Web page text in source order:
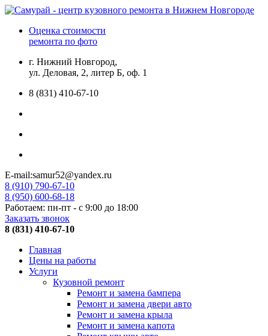
Оценка стоимости
ремонта по фото
г. Нижний Новгород,
ул. Деловая, 2, литер Б, оф. 1
8 (831) 410-67-10
E-mail:samur52@yandex.ru
8 (910) 790-67-10
8 (950) 600-68-18
Работаем: пн-пт - с 9:00 до 18:00
Заказать звонок
8 (831) 410-67-10
Главная
Цены на работы
Услуги
Кузовной ремонт
Ремонт и замена бампера
Ремонт и замена двери авто
Ремонт и замена крыла
Ремонт и замена капота